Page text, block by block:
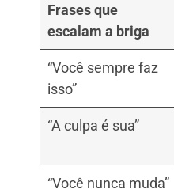
Frases que
escalam a briga
“Você sempre faz
isso”
“A culpa é sua”
“Você nunca muda”